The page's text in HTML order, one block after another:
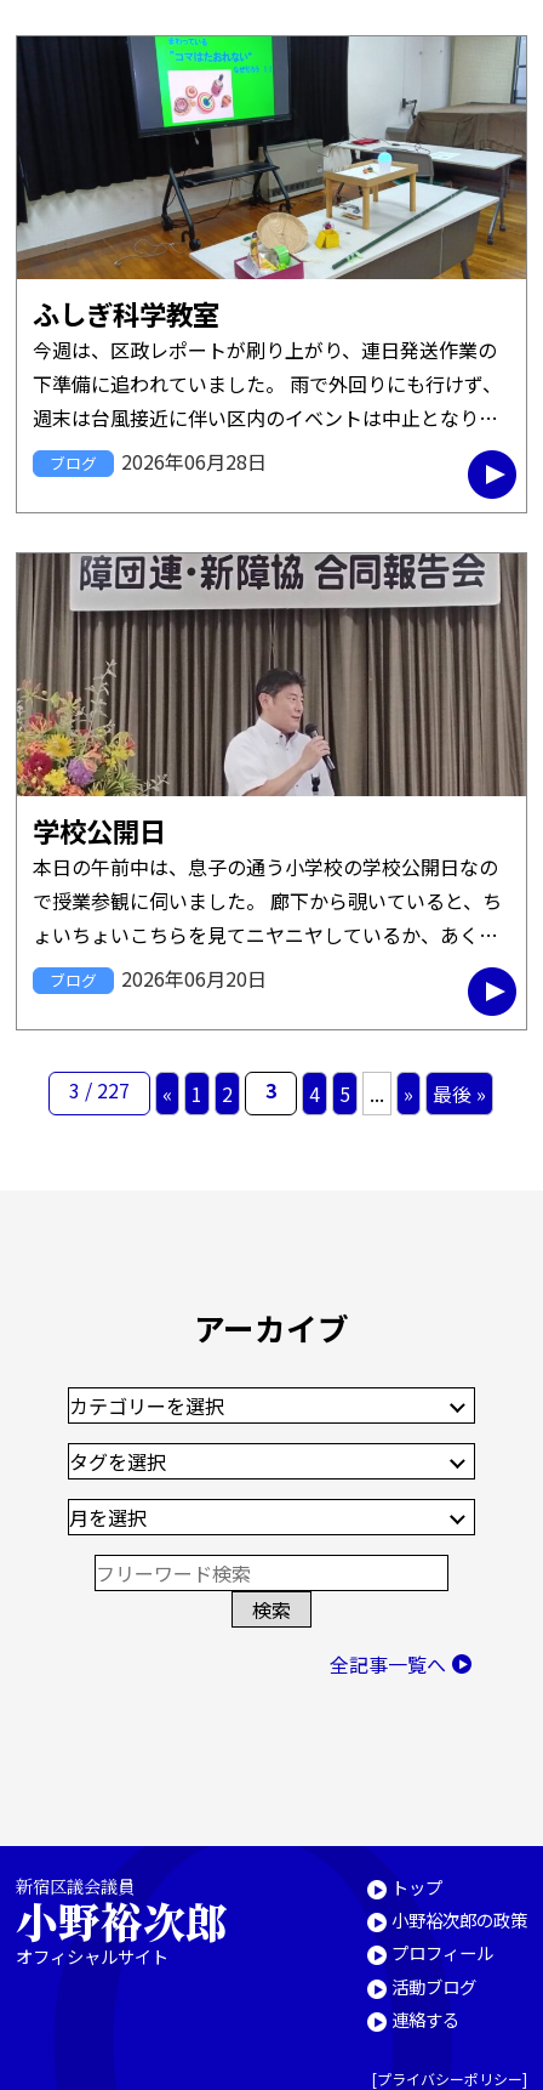
ふしぎ科学教室
今週は、区政レポートが刷り上がり、連日発送作業の
下準備に追われていました。 雨で外回りにも行けず、
週末は台風接近に伴い区内のイベントは中止となり、
室内作業に集中できました。 また、昨晩などは消防団
の総会なども予定されてい […]
ブログ 2026年06月28日
学校公開日
本日の午前中は、息子の通う小学校の学校公開日なの
で授業参観に伺いました。 廊下から覗いていると、ち
ょいちょいこちらを見てニヤニヤしているか、あくび
をしながら分度器をいじっているか、全然授業に身が
入っていない様子です。 「 […]
ブログ 2026年06月20日
3 / 227 « 1 2 3 4 5 ... » 最後 »
アーカイブ
全記事一覧へ
新宿区議会議員
小野裕次郎
オフィシャルサイト
トップ
小野裕次郎の政策
プロフィール
活動ブログ
連絡する
[プライバシーポリシー]